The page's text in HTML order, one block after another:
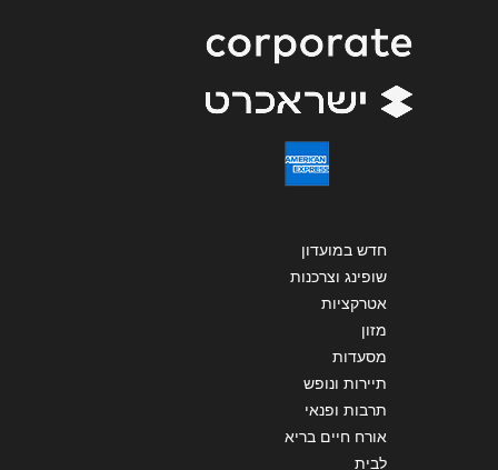
שליחה
חדש במועדון
שופינג וצרכנות
אטרקציות
מזון
מסעדות
תיירות ונופש
תרבות ופנאי
אורח חיים בריא
לבית